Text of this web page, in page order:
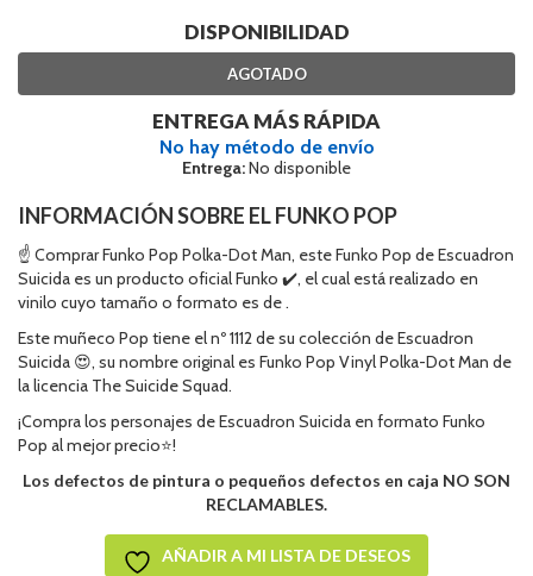
DISPONIBILIDAD
AGOTADO
ENTREGA MÁS RÁPIDA
No hay método de envío
Entrega:No disponible
INFORMACIÓN SOBRE EL FUNKO POP
☝ Comprar Funko Pop Polka-Dot Man, este Funko Pop de Escuadron
Suicida es un producto oficial Funko ✔️, el cual está realizado en
vinilo cuyo tamaño o formato es de .
Este muñeco Pop tiene el nº 1112 de su colección de Escuadron
Suicida 😍, su nombre original es Funko Pop Vinyl Polka-Dot Man de
la licencia The Suicide Squad.
¡Compra los personajes de Escuadron Suicida en formato Funko
Pop al mejor precio⭐!
Los defectos de pintura o pequeños defectos en caja NO SON
RECLAMABLES.
AÑADIR A MI LISTA DE DESEOS